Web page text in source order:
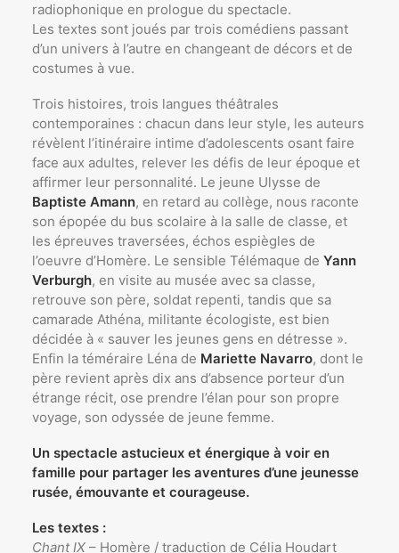
radiophonique en prologue du spectacle.
Les textes sont joués par trois comédiens passant
d’un univers à l’autre en changeant de décors et de
costumes à vue.
Trois histoires, trois langues théâtrales
contemporaines : chacun dans leur style, les auteurs
révèlent l’itinéraire intime d’adolescents osant faire
face aux adultes, relever les défis de leur époque et
affirmer leur personnalité. Le jeune Ulysse de
Baptiste Amann, en retard au collège, nous raconte
son épopée du bus scolaire à la salle de classe, et
les épreuves traversées, échos espiègles de
l’oeuvre d’Homère. Le sensible Télémaque de Yann
Verburgh, en visite au musée avec sa classe,
retrouve son père, soldat repenti, tandis que sa
camarade Athéna, militante écologiste, est bien
décidée à « sauver les jeunes gens en détresse ».
Enfin la téméraire Léna de Mariette Navarro, dont le
père revient après dix ans d’absence porteur d’un
étrange récit, ose prendre l’élan pour son propre
voyage, son odyssée de jeune femme.
Un spectacle astucieux et énergique à voir en
famille pour partager les aventures d’une jeunesse
rusée, émouvante et courageuse.
Les textes :
Chant IX – Homère / traduction de Célia Houdart